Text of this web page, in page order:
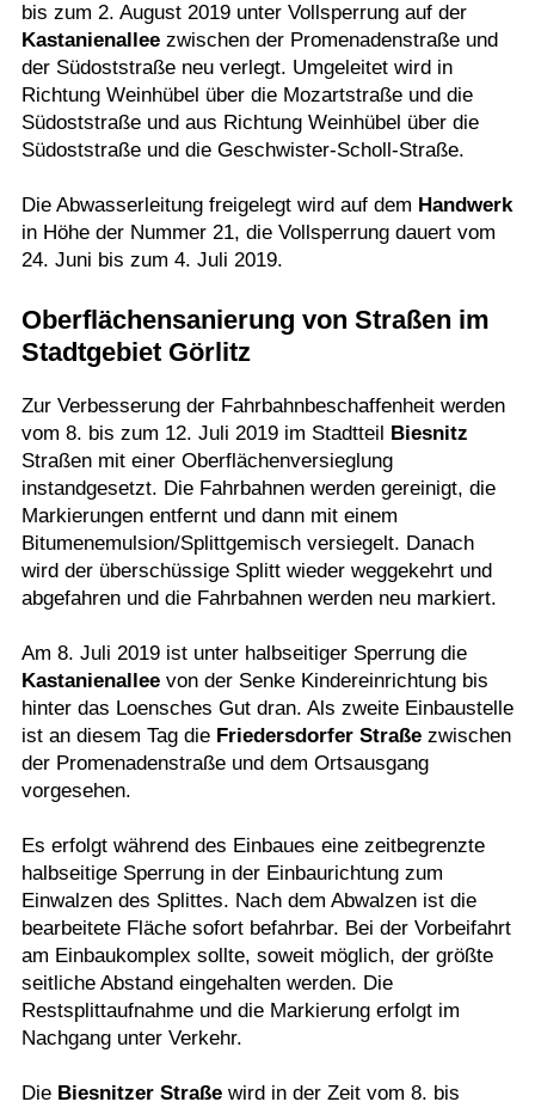
bis zum 2. August 2019 unter Vollsperrung auf der
Kastanienalleezwischen der Promenadenstraße und
der Südoststraße neu verlegt. Umgeleitet wird in
Richtung Weinhübel über die Mozartstraße und die
Südoststraße und aus Richtung Weinhübel über die
Südoststraße und die Geschwister-Scholl-Straße.
Die Abwasserleitung freigelegt wird auf dem Handwerk
in Höhe der Nummer 21, die Vollsperrung dauert vom
24. Juni bis zum 4. Juli 2019.
Oberflächensanierung von Straßen im
Stadtgebiet Görlitz
Zur Verbesserung der Fahrbahnbeschaffenheit werden
vom 8. bis zum 12. Juli 2019 im Stadtteil Biesnitz
Straßen mit einer Oberflächenversieglung
instandgesetzt. Die Fahrbahnen werden gereinigt, die
Markierungen entfernt und dann mit einem
Bitumenemulsion/Splittgemisch versiegelt. Danach
wird der überschüssige Splitt wieder weggekehrt und
abgefahren und die Fahrbahnen werden neu markiert.
Am 8. Juli 2019 ist unter halbseitiger Sperrung die
Kastanienalleevon der Senke Kindereinrichtung bis
hinter das Loensches Gut dran. Als zweite Einbaustelle
ist an diesem Tag die Friedersdorfer Straßezwischen
der Promenadenstraße und dem Ortsausgang
vorgesehen.
Es erfolgt während des Einbaues eine zeitbegrenzte
halbseitige Sperrung in der Einbaurichtung zum
Einwalzen des Splittes. Nach dem Abwalzen ist die
bearbeitete Fläche sofort befahrbar. Bei der Vorbeifahrt
am Einbaukomplex sollte, soweit möglich, der größte
seitliche Abstand eingehalten werden. Die
Restsplittaufnahme und die Markierung erfolgt im
Nachgang unter Verkehr.
Die Biesnitzer Straßewird in der Zeit vom 8. bis